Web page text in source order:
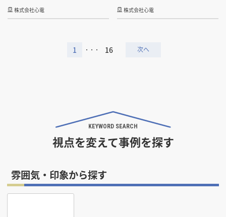
株式会社心電
株式会社心電
1 ・・・ 16
KEYWORD SEARCH
視点を変えて事例を探す
デザインテイストから探す